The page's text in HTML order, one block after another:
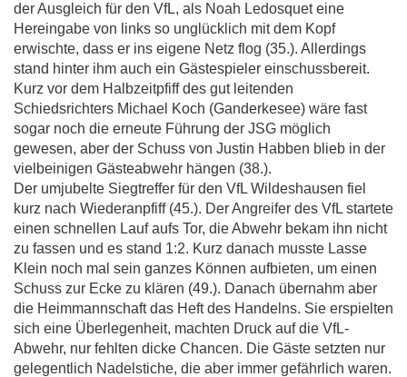
der Ausgleich für den VfL, als Noah Ledosquet eine
Hereingabe von links so unglücklich mit dem Kopf
erwischte, dass er ins eigene Netz flog (35.). Allerdings
stand hinter ihm auch ein Gästespieler einschussbereit.
Kurz vor dem Halbzeitpfiff des gut leitenden
Schiedsrichters Michael Koch (Ganderkesee) wäre fast
sogar noch die erneute Führung der JSG möglich
gewesen, aber der Schuss von Justin Habben blieb in der
vielbeinigen Gästeabwehr hängen (38.).
Der umjubelte Siegtreffer für den VfL Wildeshausen fiel
kurz nach Wiederanpfiff (45.). Der Angreifer des VfL startete
einen schnellen Lauf aufs Tor, die Abwehr bekam ihn nicht
zu fassen und es stand 1:2. Kurz danach musste Lasse
Klein noch mal sein ganzes Können aufbieten, um einen
Schuss zur Ecke zu klären (49.). Danach übernahm aber
die Heimmannschaft das Heft des Handelns. Sie erspielten
sich eine Überlegenheit, machten Druck auf die VfL-
Abwehr, nur fehlten dicke Chancen. Die Gäste setzten nur
gelegentlich Nadelstiche, die aber immer gefährlich waren.